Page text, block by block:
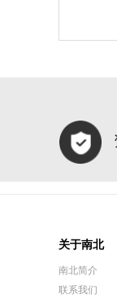
关于南北
南北简介
联系我们